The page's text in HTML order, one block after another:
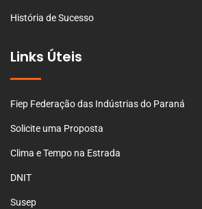
História de Sucesso
Links Úteis
Fiep Federação das Indústrias do Paraná
Solicite uma Proposta
Clima e Tempo na Estrada
DNIT
Susep